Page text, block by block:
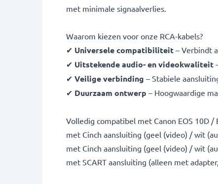
met minimale signaalverlies.
Waarom kiezen voor onze RCA-kabels?
✔ Universele compatibiliteit – Verbindt
✔ Uitstekende audio- en videokwaliteit
✔ Veilige verbinding – Stabiele
✔ Duurzaam ontwerp – Hoogwaardige
Volledig compatibel met Canon EOS 10D /
met Cinch aansluiting (geel (video) / wit
met Cinch aansluiting (geel (video) / wit
met SCART aansluiting (alleen met